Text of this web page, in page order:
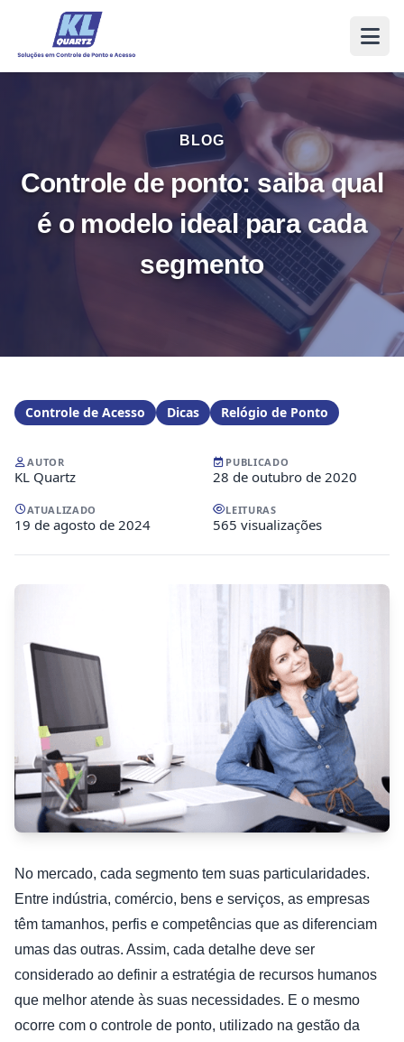
BLOG
Controle de ponto: saiba qual
é o modelo ideal para cada
segmento
Controle de Acesso Dicas Relógio de Ponto
AUTOR
KL Quartz
PUBLICADO
28 de outubro de 2020
ATUALIZADO
19 de agosto de 2024
LEITURAS
565 visualizações
No mercado, cada segmento tem suas particularidades.
Entre indústria, comércio, bens e serviços, as empresas
têm tamanhos, perfis e competências que as diferenciam
umas das outras. Assim, cada detalhe deve ser
considerado ao definir a estratégia de recursos humanos
que melhor atende às suas necessidades. E o mesmo
ocorre com o controle de ponto, utilizado na gestão da